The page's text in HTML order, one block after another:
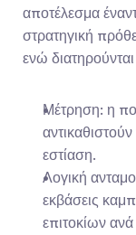
αποτέλεσμα
στρατηγική
ενώ
Μέτρηση: η
εστίαση.
Λογική
εκβάσεις
επιτοκίων